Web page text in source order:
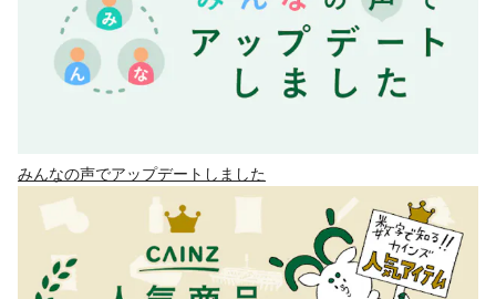
みんなの声でアップデートしました